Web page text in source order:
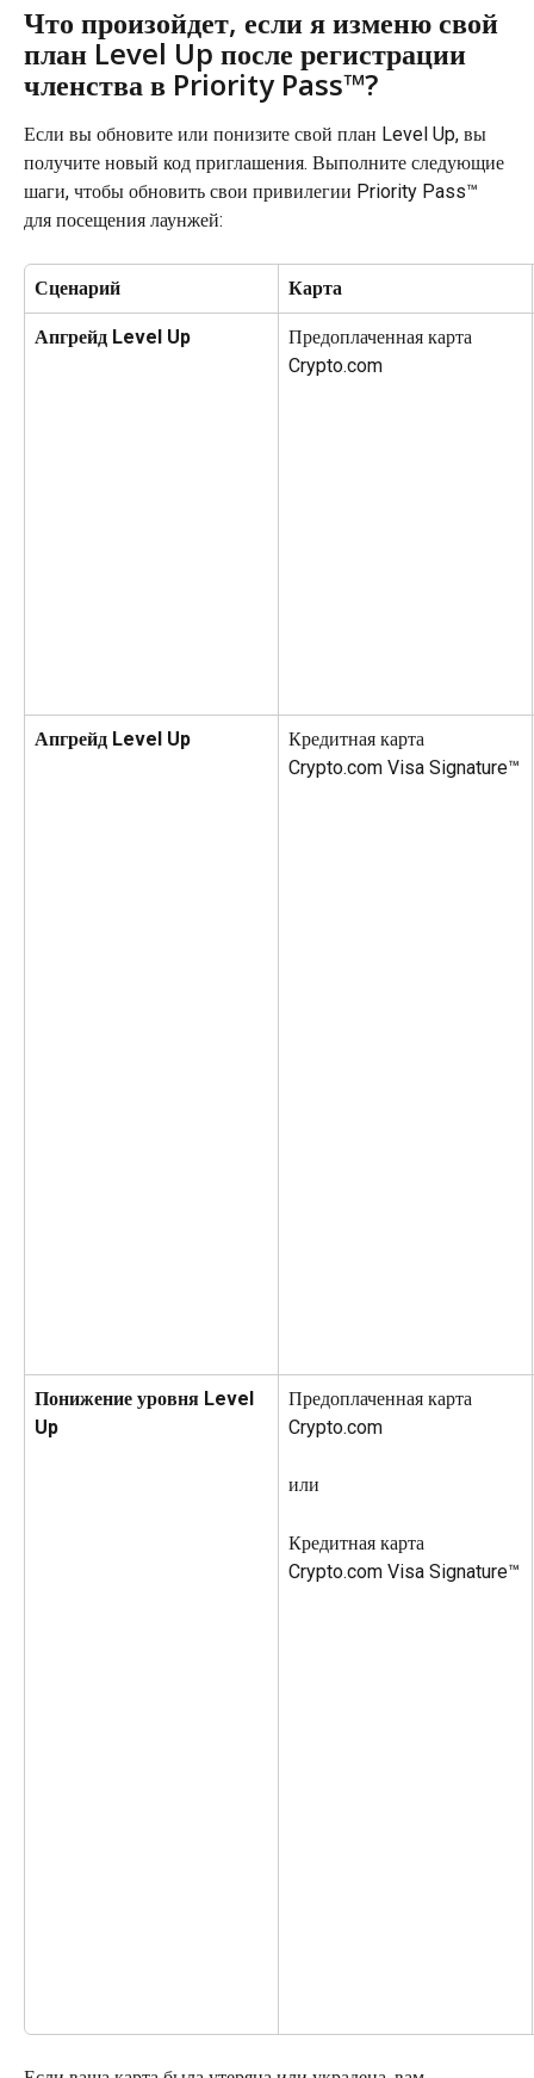
Что произойдет, если я изменю свой
план Level Up после регистрации
членства в Priority Pass™?
Если вы обновите или понизите свой план Level Up, вы
получите новый код приглашения. Выполните следующие
шаги, чтобы обновить свои привилегии Priority Pass™
для посещения лаунжей:
Сценарий Карта
Апгрейд Level Up
Предоплаченная карта
Crypto.com
Апгрейд Level Up
Кредитная карта
Crypto.com Visa Signature™
Понижение уровня Level
Up
Предоплаченная карта
Crypto.com
или
Кредитная карта
Crypto.com Visa Signature™